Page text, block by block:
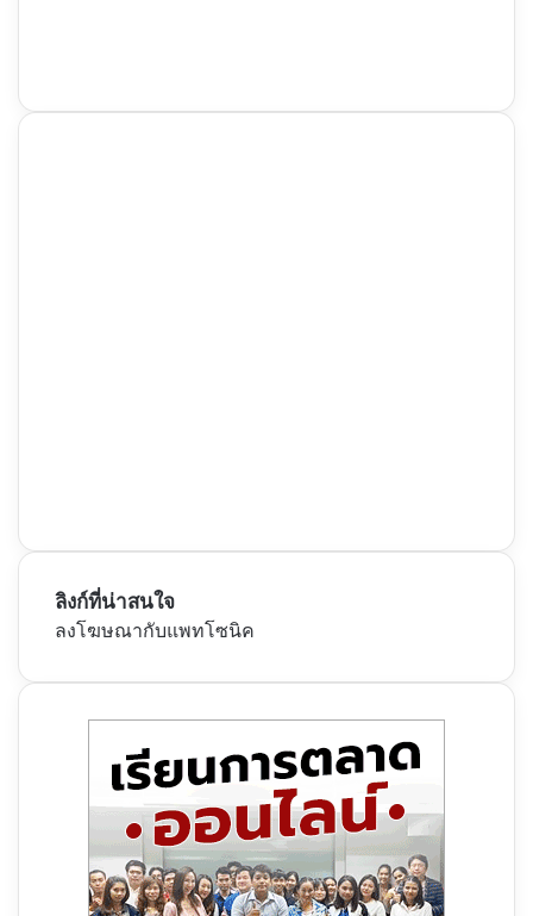
ลิงก์ที่น่าสนใจ
ลงโฆษณากับแพทโซนิค